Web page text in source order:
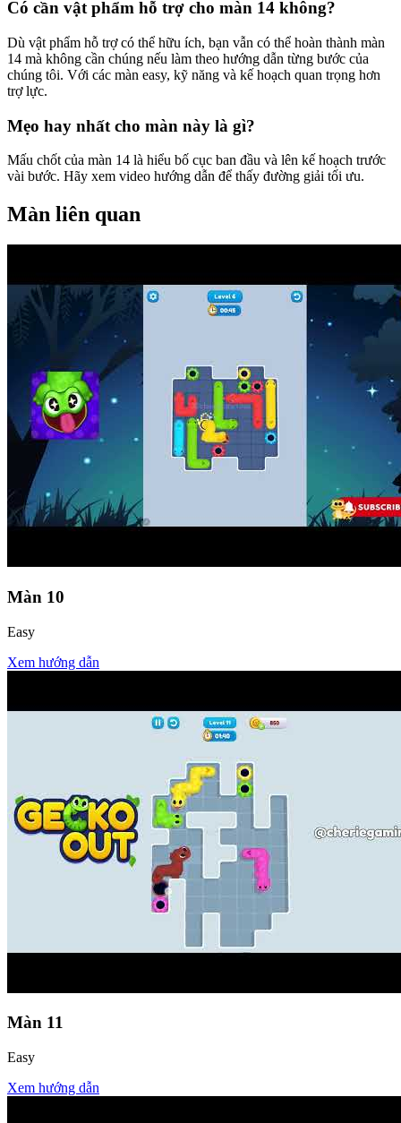
Có cần vật phẩm hỗ trợ cho màn 14 không?
Dù vật phẩm hỗ trợ có thể hữu ích, bạn vẫn có thể hoàn thành màn
14 mà không cần chúng nếu làm theo hướng dẫn từng bước của
chúng tôi. Với các màn easy, kỹ năng và kế hoạch quan trọng hơn
trợ lực.
Mẹo hay nhất cho màn này là gì?
Mấu chốt của màn 14 là hiểu bố cục ban đầu và lên kế hoạch trước
vài bước. Hãy xem video hướng dẫn để thấy đường giải tối ưu.
Màn liên quan
Màn 10
Easy
Xem hướng dẫn
Màn 11
Easy
Xem hướng dẫn